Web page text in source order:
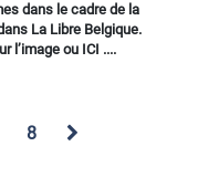
dans le cadre de la
La Libre Belgique.
l’image ou ICI ....
8